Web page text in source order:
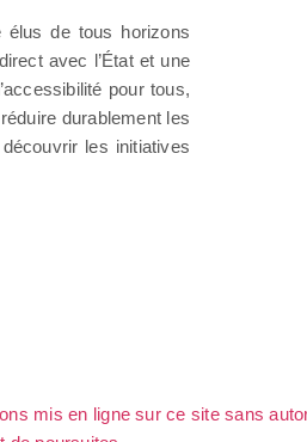
élus de tous horizons
avec l’État et une
pour tous,
durablement les
les initiatives
mis en ligne sur ce site sans